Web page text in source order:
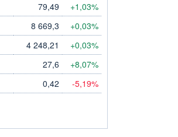
79,49 +1,03%
8 669,3 +0,03%
4 248,21 +0,03%
27,6 +8,07%
0,42 -5,19%